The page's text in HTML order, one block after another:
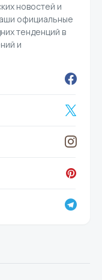
новостей и
официальные
тенденций в
и